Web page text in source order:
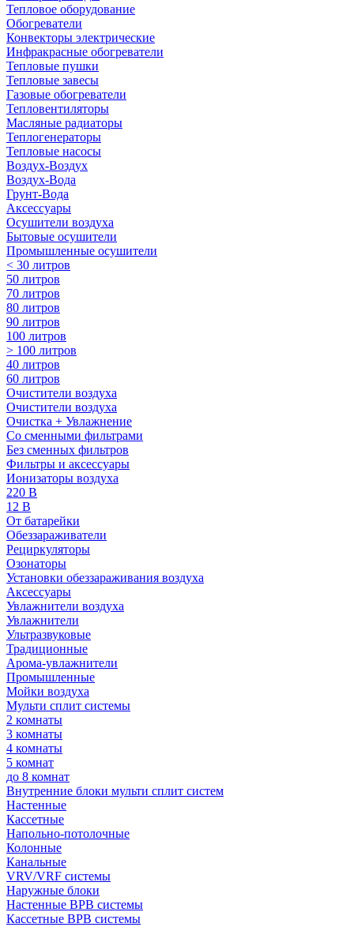
Тепловое оборудование
Обогреватели
Конвекторы электрические
Инфракрасные обогреватели
Тепловые пушки
Тепловые завесы
Газовые обогреватели
Тепловентиляторы
Масляные радиаторы
Теплогенераторы
Тепловые насосы
Воздух-Воздух
Воздух-Вода
Грунт-Вода
Аксессуары
Осушители воздуха
Бытовые осушители
Промышленные осушители
< 30 литров
50 литров
70 литров
80 литров
90 литров
100 литров
> 100 литров
40 литров
60 литров
Очистители воздуха
Очистители воздуха
Очистка + Увлажнение
Cо сменными фильтрами
Без сменных фильтров
Фильтры и аксессуары
Ионизаторы воздуха
220 В
12 В
От батарейки
Обеззараживатели
Рециркуляторы
Озонаторы
Установки обеззараживания воздуха
Аксессуары
Увлажнители воздуха
Увлажнители
Ультразвуковые
Традиционные
Арома-увлажнители
Промышленные
Мойки воздуха
Мульти сплит системы
2 комнаты
3 комнаты
4 комнаты
5 комнат
до 8 комнат
Внутренние блоки мульти сплит систем
Настенные
Кассетные
Напольно-потолочные
Колонные
Канальные
VRV/VRF системы
Наружные блоки
Настенные ВРВ системы
Кассетные ВРВ системы